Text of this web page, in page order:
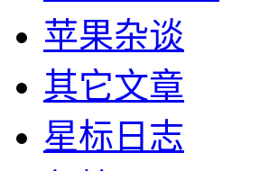
苹果杂谈
其它文章
星标日志